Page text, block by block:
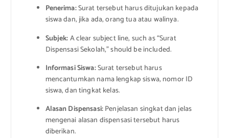
Penerima:Surat tersebut harus ditujukan kepada
siswa dan, jika ada, orang tua atau walinya.
Subjek:A clear subject line, such as “Surat
Dispensasi Sekolah,” should be included.
Informasi Siswa:Surat tersebut harus
mencantumkan nama lengkap siswa, nomor ID
siswa, dan tingkat kelas.
Alasan Dispensasi:Penjelasan singkat dan jelas
mengenai alasan dispensasi tersebut harus
diberikan.